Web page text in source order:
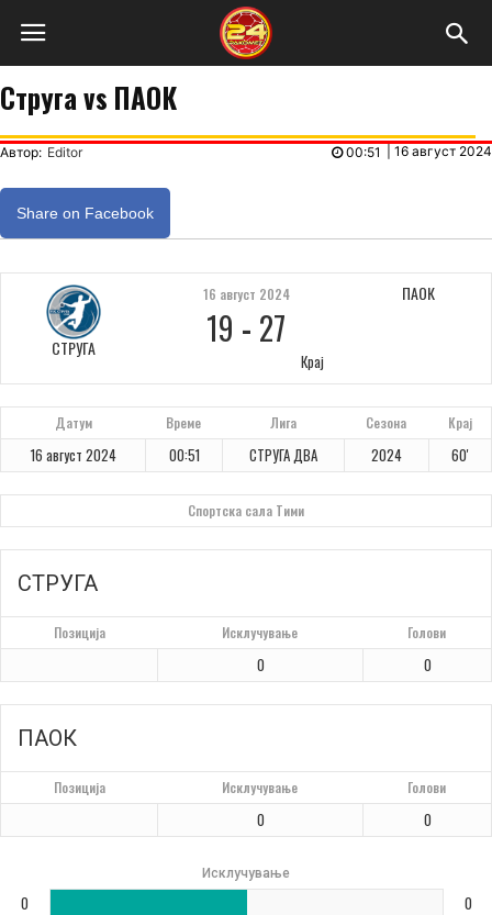
Струга vs ПАОК
Автор: Editor 16 август 2024
00:51
Share on Facebook
СТРУГА
ПАОК
16 август 2024
19 - 27
Крај
Датум Време Лига Сезона Крај
16 август 2024 00:51 СТРУГА ДВА 2024 60'
Спортска сала Тими
СТРУГА
Позиција Исклучување Голови
0 0
ПАОК
Позиција Исклучување Голови
0 0
Исклучување
0 0